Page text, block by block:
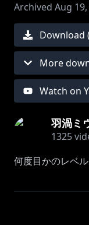
Archived Aug
Download (
More
Watch on
羽渦ミ
1325
何度目かのレベ
Steamページ